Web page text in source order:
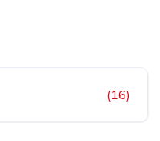
(16)